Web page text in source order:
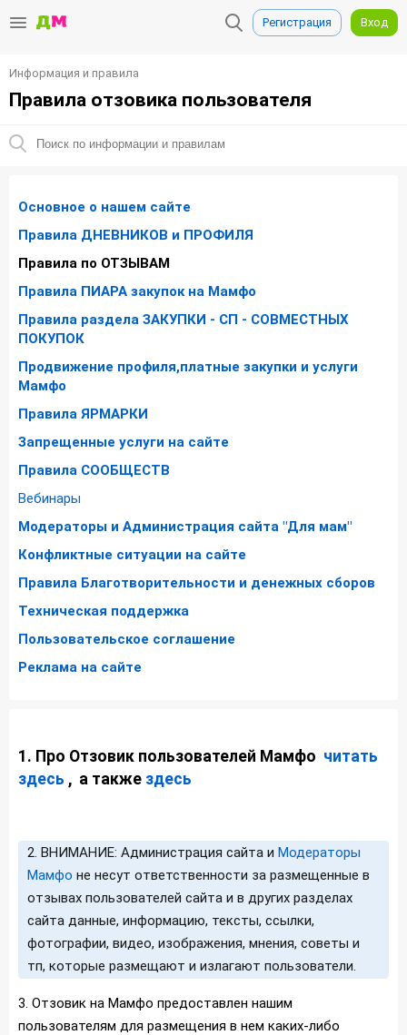
Регистрация Вход
Информация и правила
Правила отзовика пользователя
Основное о нашем сайте
Правила ДНЕВНИКОВ и ПРОФИЛЯ
Правила по ОТЗЫВАМ
Правила ПИАРА закупок на Мамфо
Правила раздела ЗАКУПКИ - СП - СОВМЕСТНЫХ
ПОКУПОК
Продвижение профиля,платные закупки и услуги
Мамфо
Правила ЯРМАРКИ
Запрещенные услуги на сайте
Правила СООБЩЕСТВ
Вебинары
Модераторы и Администрация сайта "Для мам"
Конфликтные ситуации на сайте
Правила Благотворительности и денежных сборов
Техническая поддержка
Пользовательское соглашение
Реклама на сайте
1. Про Отзовик пользователей Мамфо читать
здесь , а также здесь
2. ВНИМАНИЕ: Администрация сайта и Модераторы
Мамфо не несут ответственности за размещенные в
отзывах пользователей сайта и в других разделах
сайта данные, информацию, тексты, ссылки,
фотографии, видео, изображения, мнения, советы и
тп, которые размещают и излагают пользователи.
3. Отзовик на Мамфо предоставлен нашим
пользователям для размещения в нем каких-либо